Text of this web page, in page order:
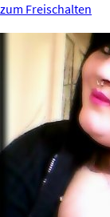
zum Freischalten